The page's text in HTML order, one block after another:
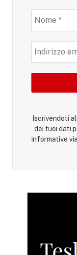
Iscrivendoti
dei tuoi dati
informative